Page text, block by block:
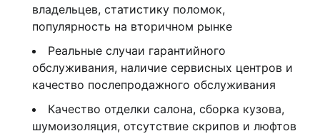
владельцев, статистику поломок,
популярность на вторичном рынке
Реальные случаи гарантийного
обслуживания, наличие сервисных центров и
качество послепродажного обслуживания
Качество отделки салона, сборка кузова,
шумоизоляция, отсутствие скрипов и люфтов